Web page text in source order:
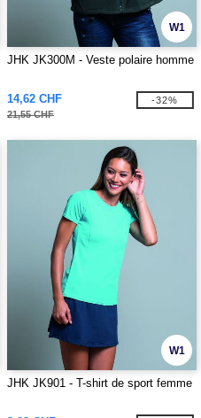
W1
JHK JK300M - Veste polaire homme
14,62 CHF
21,55 CHF
-32%
W1
JHK JK901 - T-shirt de sport femme